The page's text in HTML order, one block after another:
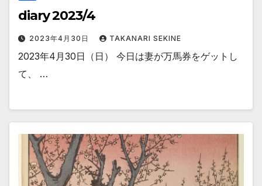
diary 2023/4
2023年4月30日 TAKANARI SEKINE
2023年4月30日（日） 今日は妻が万馬券をゲットし
て、 …